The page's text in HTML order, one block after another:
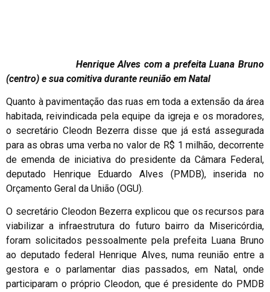
Henrique Alves com a prefeita Luana Bruno
(centro) e sua comitiva durante reunião em Natal
Quanto à pavimentação das ruas em toda a extensão da área
habitada, reivindicada pela equipe da igreja e os moradores,
o secretário Cleodn Bezerra disse que já está assegurada
para as obras uma verba no valor de R$ 1 milhão, decorrente
de emenda de iniciativa do presidente da Câmara Federal,
deputado Henrique Eduardo Alves (PMDB), inserida no
Orçamento Geral da União (OGU).
O secretário Cleodon Bezerra explicou que os recursos para
viabilizar a infraestrutura do futuro bairro da Misericórdia,
foram solicitados pessoalmente pela prefeita Luana Bruno
ao deputado federal Henrique Alves, numa reunião entre a
gestora e o parlamentar dias passados, em Natal, onde
participaram o próprio Cleodon, que é presidente do PMDB